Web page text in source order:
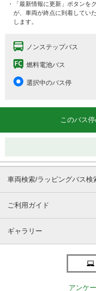
・「最新情報に更新」ボタンを
が、車両が終点に到着してい
します。
ノンステップバス
燃料電池バス
選択中のバス停
このバス
車両検索/ラッピングバス検
ご利用ガイド
ギャラリー
アンケ